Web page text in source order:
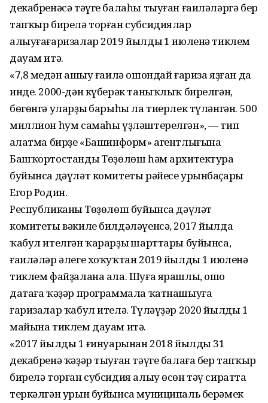
декабренәсә тәүге балаһы тыуған ғаиләләргә бер
тапҡыр бирелә торған субсидиялар
алыуғағаризалар 2019 йылдың 1 июленә тиклем
дауам итә.
«7,8 меңдән ашыу ғаилә ошондай ғариза яҙған да
инде. 2000-дән күберәк таныҡлыҡ бирелгән,
бөгөнгә уларҙың барыһы ла тиерлек түләнгән. 500
миллион һум самаһы үҙләштерелгән», — тип
аңлатма бирҙе «Башинформ» агентлығына
Башҡортостандың Төҙөлөш һәм архитектура
буйынса дәүләт комитеты рәйесе урынбаҫары
Егор Родин.
Республиканың Төҙөлөш буйынса дәүләт
комитеты вәкиле билдәләүенсә, 2017 йылда
ҡабул ителгән ҡарарҙың шарттары буйынса,
ғаиләләр әлеге хоҡуҡтан 2019 йылдың 1 июленә
тиклем файҙалана ала. Шуға ярашлы, ошо
датаға ҡәҙәр программала ҡатнашыуға
ғаризалар ҡабул ителә. Түләүҙәр 2020 йылдың 1
майына тиклем дауам итә.
«2017 йылдың 1 ғинуарынан 2018 йылдың 31
декабренә ҡәҙәр тыуған тәүге балаға бер тапҡыр
бирелә торған субсидия алыу өсөн тәү сиратта
теркәлгән урын буйынса муниципаль берәмек